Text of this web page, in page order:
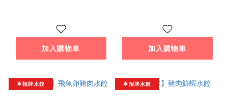
加入購物車 加入購物車
🌟招牌水餃 🌟招牌水餃